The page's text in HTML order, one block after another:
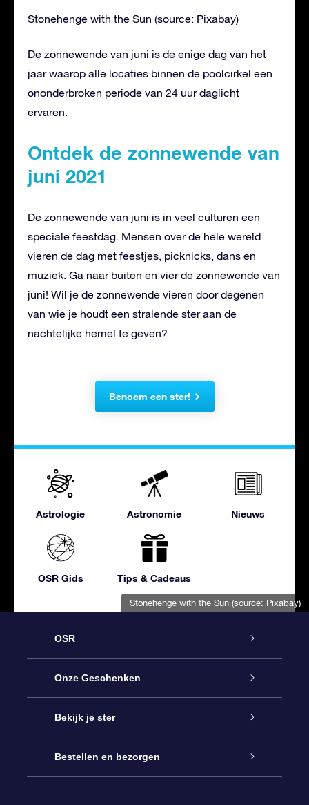
Stonehenge with the Sun (source: Pixabay)
Stonehenge with the Sun (source: Pixabay)
De zonnewende van juni is de enige dag van het
jaar waarop alle locaties binnen de poolcirkel een
ononderbroken periode van 24 uur daglicht
ervaren.
Ontdek de zonnewende van
juni 2021
De zonnewende van juni is in veel culturen een
speciale feestdag. Mensen over de hele wereld
vieren de dag met feestjes, picknicks, dans en
muziek. Ga naar buiten en vier de zonnewende van
juni! Wil je de zonnewende vieren door degenen
van wie je houdt een stralende ster aan de
nachtelijke hemel te geven?
Benoem een ster!
Astrologie Astronomie Nieuws
OSR Gids Tips & Cadeaus
OSR
Service
Contact
Blog
Onze Geschenken
Online Star Gift
OSR Cadeaupakket
Bekijk je ster
Sterrenregister
Bestellen en bezorgen